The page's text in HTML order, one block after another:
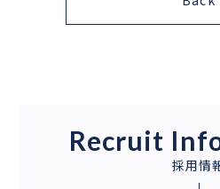
Recruit
採用情